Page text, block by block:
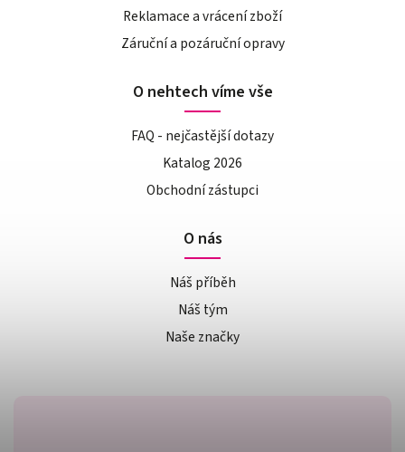
Reklamace a vrácení zboží
Záruční a pozáruční opravy
O nehtech víme vše
FAQ - nejčastější dotazy
Katalog 2026
Obchodní zástupci
O nás
Náš příběh
Náš tým
Naše značky